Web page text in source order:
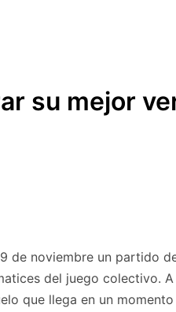
su mejor
de noviembre un partido
del juego colectivo.
que llega en un